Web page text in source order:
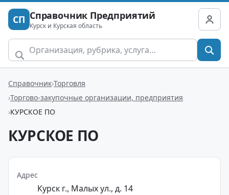
СП Справочник Предприятий
Курск и Курская область
Справочник Торговля
Торгово-закупочные организации, предприятия
КУРСКОЕ ПО
КУРСКОЕ ПО
Адрес
Курск г., Малых ул., д. 14